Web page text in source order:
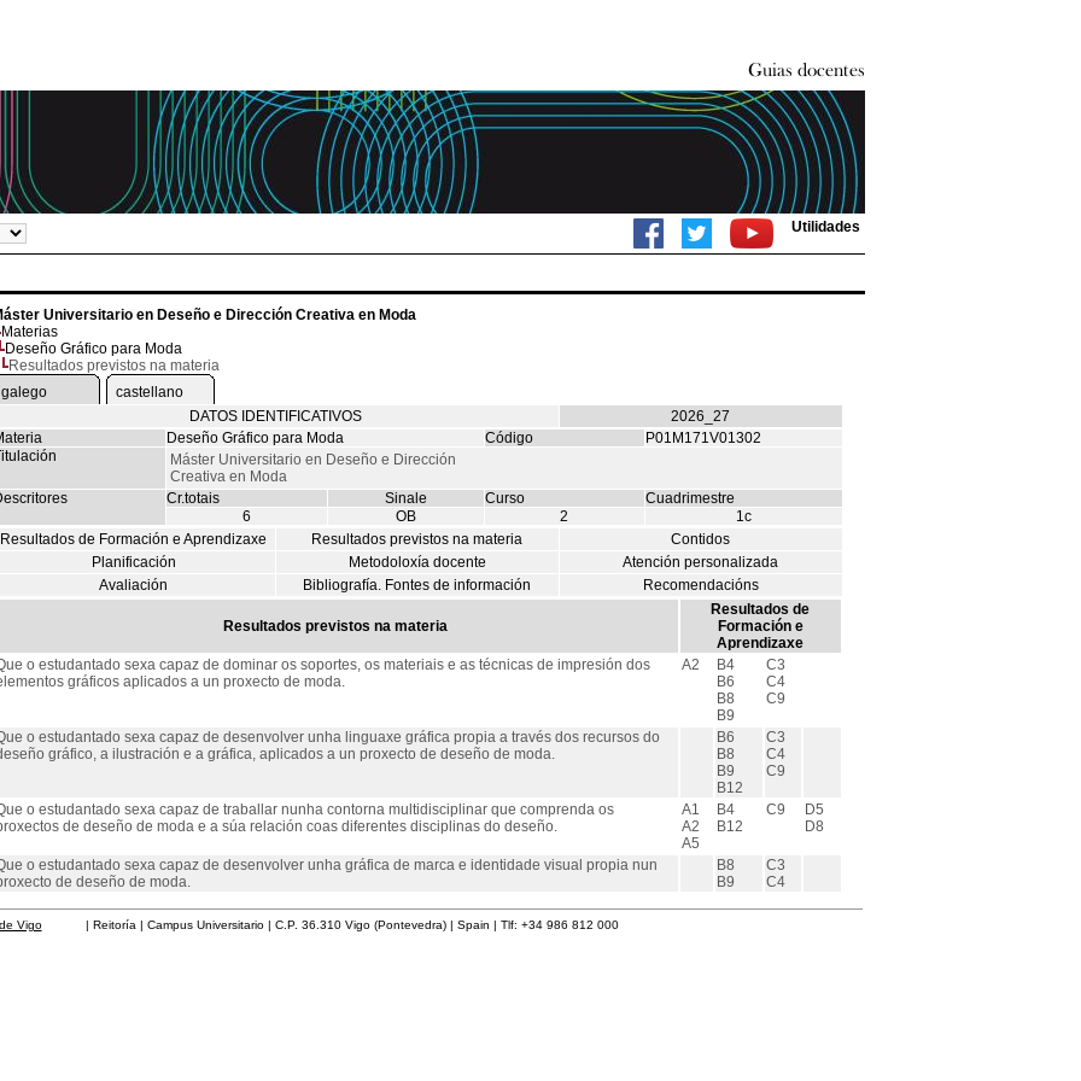
Utilidades
Universitario en Deseño e Dirección Creativa en Moda
Materias
Deseño Gráfico para Moda
Resultados previstos na materia
galego
castellano
DATOS IDENTIFICATIVOS
2026_27
Deseño Gráfico para Moda Código
P01M171V01302
Máster Universitario en Deseño e Dirección
Creativa en Moda
Cr.totais Sinale Curso
Cuadrimestre
6
OB 2
1c
Resultados de Formación e Aprendizaxe
Resultados previstos na materia
Contidos
Planificación
Metodoloxía docente
Atención personalizada
Avaliación
Bibliografía. Fontes de información Recomendacións
Resultados previstos na materia
Resultados de
Formación e
Aprendizaxe
o estudantado sexa capaz de dominar os soportes, os materiais e as técnicas de impresión dos
gráficos aplicados a un proxecto de moda.
A2
B4
B6
B8
B9
C3
C4
C9
o estudantado sexa capaz de desenvolver unha linguaxe gráfica propia a través dos recursos do
gráfico, a ilustración e a gráfica, aplicados a un proxecto de deseño de moda.
B6
B8
B9
B12
C3
C4
C9
o estudantado sexa capaz de traballar nunha contorna multidisciplinar que comprenda os
de deseño de moda e a súa relación coas diferentes disciplinas do deseño.
A1
A2
A5
B4
B12
C9
D5
D8
o estudantado sexa capaz de desenvolver unha gráfica de marca e identidade visual propia nun
de deseño de moda.
B8
B9
C3
C4
Vigo| Reitoría | Campus Universitario | C.P. 36.310 Vigo (Pontevedra) | Spain | Tlf: +34 986 812 000